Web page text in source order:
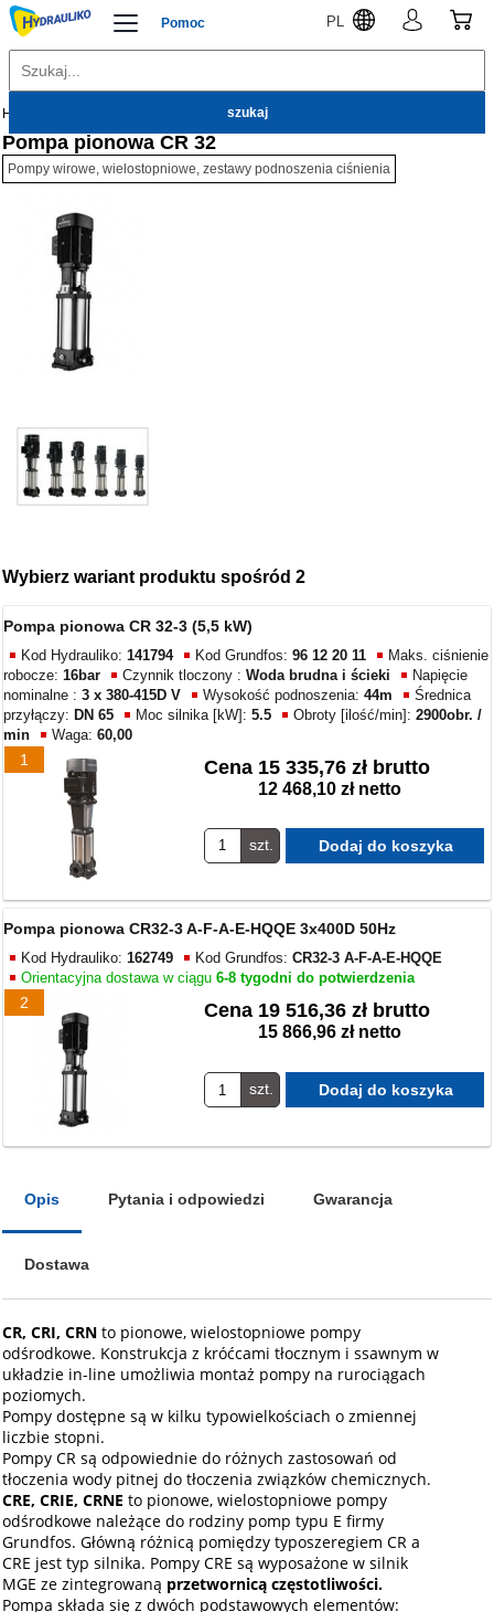
Pomoc PL
Hydrauliko
Pompa pionowa CR 32
Pompy wirowe, wielostopniowe, zestawy podnoszenia ciśnienia
Wybierz wariant produktu spośród 2
1
Pompa pionowa CR 32-3 (5,5 kW)
Kod Hydrauliko:141794 Kod Grundfos:96 12 20 11
Maks. ciśnienie
robocze:16bar Czynnik tloczony :Woda brudna i ścieki
Napięcie
nominalne :3 x 380-415D V Wysokość podnoszenia:44m
Średnica
przyłączy: DN 65 Moc silnika [kW]:5.5 Obroty [ilość/min]:2900obr. /
min
Waga:60,00
Cena 15 335,76 zł brutto
12 468,10 zł netto
szt.
2
Pompa pionowa CR32-3 A-F-A-E-HQQE 3x400D 50Hz
Kod Hydrauliko:162749 Kod Grundfos:CR32-3 A-F-A-E-HQQE
Orientacyjna dostawa w ciągu6-8 tygodni do potwierdzenia
Cena 19 516,36 zł brutto
15 866,96 zł netto
szt.
Opis Pytania i odpowiedzi Gwarancja
Dostawa
CR, CRI, CRN to pionowe, wielostopniowe pompy
odśrodkowe. Konstrukcja z króćcami tłocznym i ssawnym w
układzie in-line umożliwia montaż pompy na rurociągach
poziomych.
Pompy dostępne są w kilku typowielkościach o zmiennej
liczbie stopni.
Pompy CR są odpowiednie do różnych zastosowań od
tłoczenia wody pitnej do tłoczenia związków chemicznych.
CRE, CRIE, CRNEto pionowe, wielostopniowe pompy
odśrodkowe należące do rodziny pomp typu E firmy
Grundfos. Główną różnicą pomiędzy typoszeregiem CR a
CRE jest typ silnika. Pompy CRE są wyposażone w silnik
MGE ze zintegrowaną przetwornicą częstotliwości.
Pompa składa się z dwóch podstawowych elementów: